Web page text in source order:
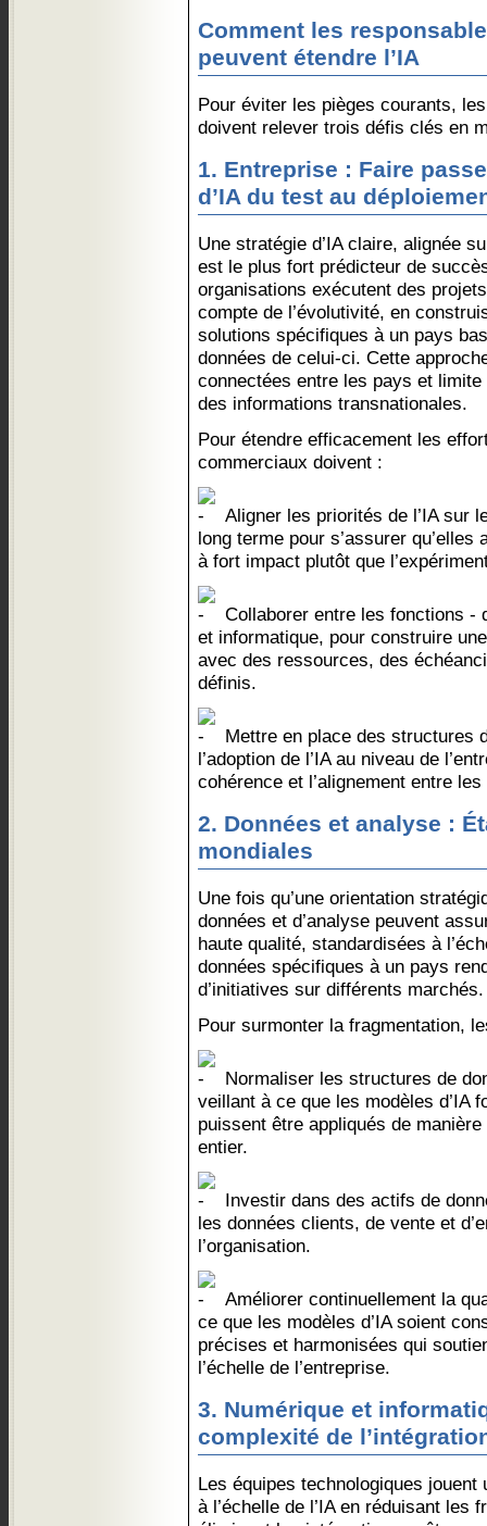
Comment les
peuvent étendre l’IA
Pour éviter les pièges courants,
doivent relever trois défis clés en
1. Entreprise : Faire
d’IA du test au
Une stratégie d’IA claire, alignée
est le plus fort prédicteur de
organisations exécutent des
compte de l’évolutivité, en
solutions spécifiques à un pays
données de celui-ci. Cette
connectées entre les pays et limite
des informations transnationales.
Pour étendre efficacement les
commerciaux doivent :
Aligner les priorités de l’IA sur
long terme pour s’assurer
à fort impact plutôt que
Collaborer entre les fonctions -
et informatique, pour construire
avec des ressources, des
définis.
Mettre en place des structures
l’adoption de l’IA au niveau de
cohérence et l’alignement entre
2. Données et analyse :
mondiales
Une fois qu’une orientation
données et d’analyse peuvent
haute qualité, standardisées à
données spécifiques à un pays
d’initiatives sur différents marchés.
Pour surmonter la fragmentation,
Normaliser les structures de
veillant à ce que les modèles d’IA
puissent être appliqués de
entier.
Investir dans des actifs de
les données clients, de vente et
l’organisation.
Améliorer continuellement la
ce que les modèles d’IA soient
précises et harmonisées qui
l’échelle de l’entreprise.
3. Numérique et
complexité de
Les équipes technologiques
à l’échelle de l’IA en réduisant les